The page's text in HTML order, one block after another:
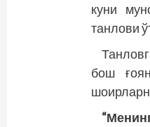
куни
танлови
бош